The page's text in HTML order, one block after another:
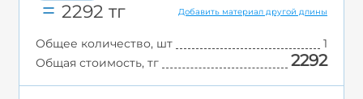
2292 тг Добавить материал другой длины
Общее количество, шт
1
Общая стоимость, тг
2292